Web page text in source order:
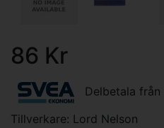
86 Kr
Delbetala från
Tillverkare: Lord Nelson